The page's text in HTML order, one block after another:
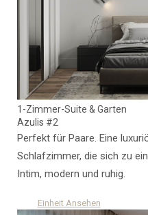
1-Zimmer-Suite & Garten
Azulis #2
Perfekt für Paare. Eine
Schlafzimmer, die sich zu
Intim, modern und ruhig.
Einheit Ansehen